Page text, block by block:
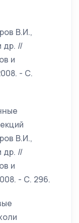
В.И.,
др. //
и
- С.
В.И.,
др. //
и
- С. 296.